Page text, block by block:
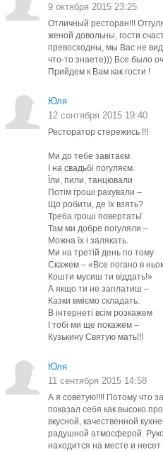
9 октября 2015 23:25
Отличный ресторан!!!
женой довольны, гости
превосходны, мы Вас не
что-то знаете))) Все было
Прийдем к Вам как гости !
Юля
12 сентября 2015 19:40
Ресторатор стережись !!!
Ми до тебе завітаєм
І на свадьбі погуляєм.
Їли, пили, танцювали
Потім гроші рахували –
Що робити, де їх взять?
Треба гроші повертать!
Там ми добре погуляли –
Можна їх і залякать.
Ми на третій день по тому
Скажем – «Все погано в
Кошти мусиш ти віддать!»
А якщо ти не заплатиш –
Казки вміємо складать.
В інтернеті всім розкажем
І тобі ми ще покажем –
Кузькину Святую мать!!!
Юля
11 сентября 2015 14:58
А я советую!!!! Потому что
показал себя как высоко
вкусной, качественной
радушной атмосферой.
находится на месте и